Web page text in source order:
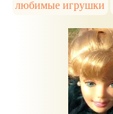
любимые игрушки